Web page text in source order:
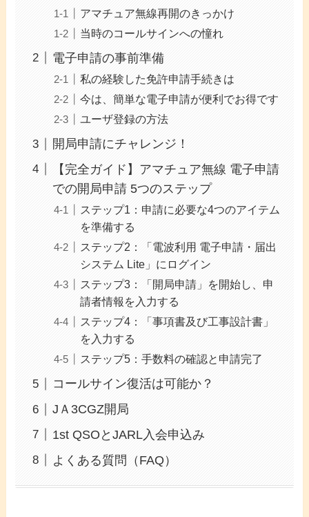
アマチュア無線再開のきっかけ
当時のコールサインへの憧れ
電子申請の事前準備
私の経験した免許申請手続きは
今は、簡単な電子申請が便利でお得です
ユーザ登録の方法
開局申請にチャレンジ！
【完全ガイド】アマチュア無線 電子申請
での開局申請 5つのステップ
ステップ1：申請に必要な4つのアイテム
を準備する
ステップ2：「電波利用 電子申請・届出
システム Lite」にログイン
ステップ3：「開局申請」を開始し、申
請者情報を入力する
ステップ4：「事項書及び工事設計書」
を入力する
ステップ5：手数料の確認と申請完了
コールサイン復活は可能か？
JＡ3CGZ開局
1st QSOとJARL入会申込み
よくある質問（FAQ）